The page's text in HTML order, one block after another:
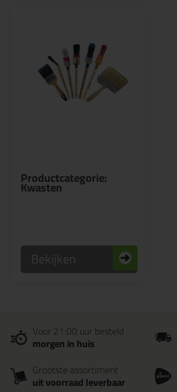
Productcategorie:
Kwasten
Bekijken
Voor 21:00 uur besteld
morgen in huis
Grootste assortiment
uit voorraad leverbaar